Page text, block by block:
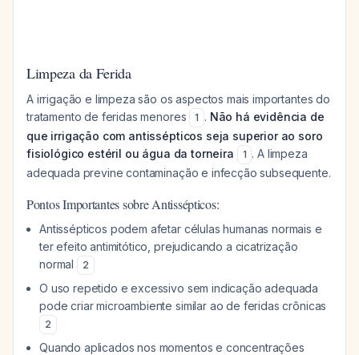
Limpeza da Ferida
A irrigação e limpeza são os aspectos mais importantes do
tratamento de feridas menores
1 . Não há evidência de
que irrigação com antissépticos seja superior ao soro
fisiológico estéril ou água da torneira
1 . A limpeza
adequada previne contaminação e infecção subsequente.
Pontos Importantes sobre Antissépticos:
Antissépticos podem afetar células humanas normais e
ter efeito antimitótico, prejudicando a cicatrização
normal
2
O uso repetido e excessivo sem indicação adequada
pode criar microambiente similar ao de feridas crônicas
2
Quando aplicados nos momentos e concentrações